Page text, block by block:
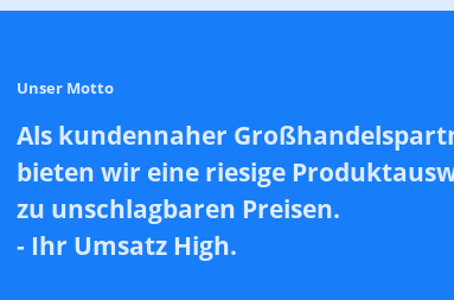
Unser Motto
Als kundennaher
bieten wir eine riesige
zu unschlagbaren Preisen.
- Ihr Umsatz High.